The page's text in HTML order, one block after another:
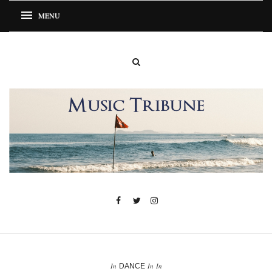
In DANCE In In